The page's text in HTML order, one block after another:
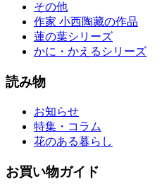
その他
作家 小西陶藏の作品
蓮の葉シリーズ
かに・かえるシリーズ
読み物
お知らせ
特集・コラム
花のある暮らし
お買い物ガイド